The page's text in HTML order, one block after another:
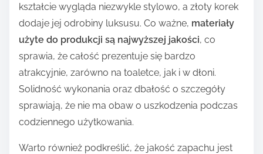
kształcie wygląda niezwykle stylowo, a złoty korek
dodaje jej odrobiny luksusu. Co ważne, materiały
użyte do produkcji są najwyższej jakości, co
sprawia, że całość prezentuje się bardzo
atrakcyjnie, zarówno na toaletce, jak i w dłoni.
Solidność wykonania oraz dbałość o szczegóły
sprawiają, że nie ma obaw o uszkodzenia podczas
codziennego użytkowania.
Warto również podkreślić, że jakość zapachu jest